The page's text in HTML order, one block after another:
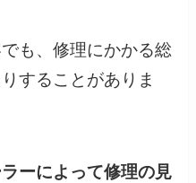
も、修理にかかる総
することがありま
ーによって修理の見